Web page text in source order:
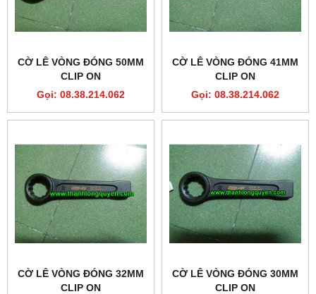
CỜ LÊ VÒNG ĐÓNG 50MM
CLIP ON
Gọi: 08.38.214.062
CỜ LÊ VÒNG ĐÓNG 41MM
CLIP ON
Gọi: 08.38.214.062
CỜ LÊ VÒNG ĐÓNG 32MM
CLIP ON
CỜ LÊ VÒNG ĐÓNG 30MM
CLIP ON